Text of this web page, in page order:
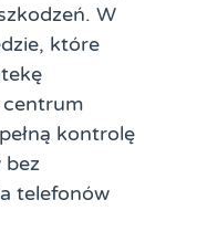
W
które
centrum
kontrolę
bez
telefonów